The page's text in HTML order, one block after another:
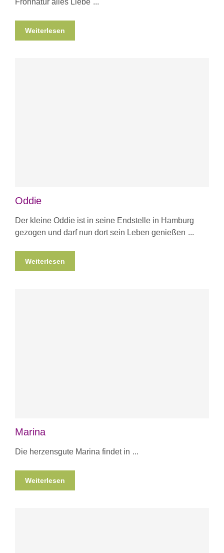
Weiterlesen
Oddie
Der kleine Oddie ist in seine Endstelle in Hamburg
gezogen und darf nun dort sein Leben genießen
Weiterlesen
Marina
Die herzensgute Marina findet in
Weiterlesen